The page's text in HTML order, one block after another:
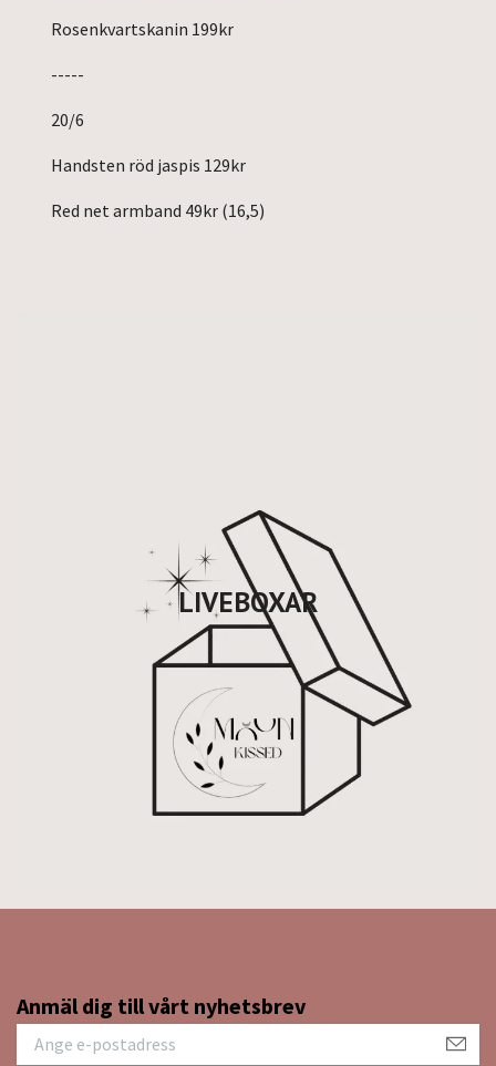
LIVEBOXAR
Rosenkvartskanin 199kr
-----
20/6
Handsten röd jaspis 129kr
Red net armband 49kr (16,5)
Anmäl dig till vårt nyhetsbrev